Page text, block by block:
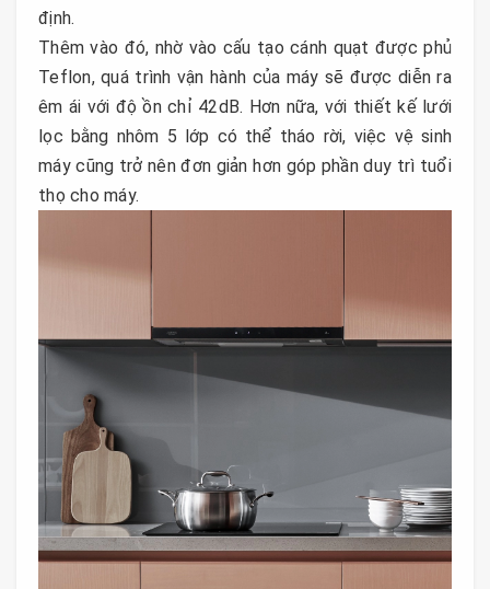
định.
Thêm vào đó, nhờ vào cấu tạo cánh quạt được phủ
Teflon, quá trình vận hành của máy sẽ được diễn ra
êm ái với độ ồn chỉ 42dB. Hơn nữa, với thiết kế lưới
lọc bằng nhôm 5 lớp có thể tháo rời, việc vệ sinh
máy cũng trở nên đơn giản hơn góp phần duy trì tuổi
thọ cho máy.